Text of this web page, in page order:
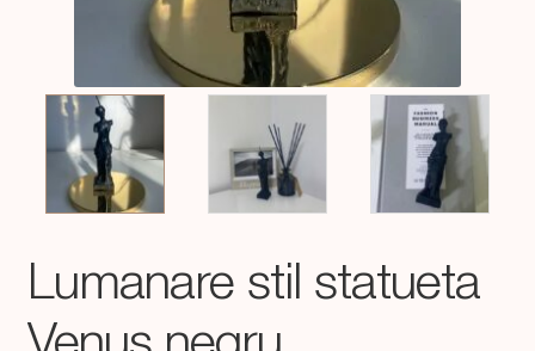
Lumanare stil statueta
Venus negru,